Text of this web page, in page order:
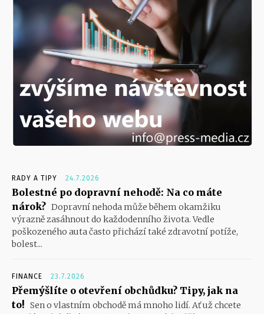
RADY A TIPY 24.7.2026
Bolestné po dopravní nehodě: Na co máte
nárok? Dopravní nehoda může během okamžiku
výrazně zasáhnout do každodenního života. Vedle
poškozeného auta často přichází také zdravotní potíže,
bolest...
FINANCE 23.7.2026
Přemýšlíte o otevření obchůdku? Tipy, jak na
to! Sen o vlastním obchodě má mnoho lidí. Ať už chcete